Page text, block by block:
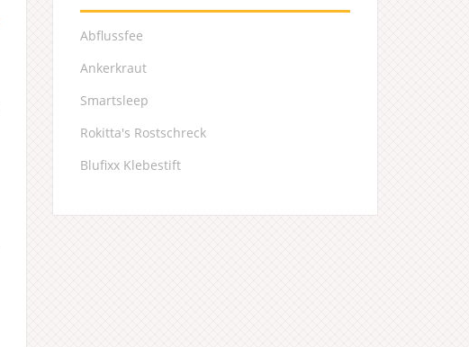
Abflussfee
Ankerkraut
Smartsleep
Rokitta's Rostschreck
Blufixx Klebestift